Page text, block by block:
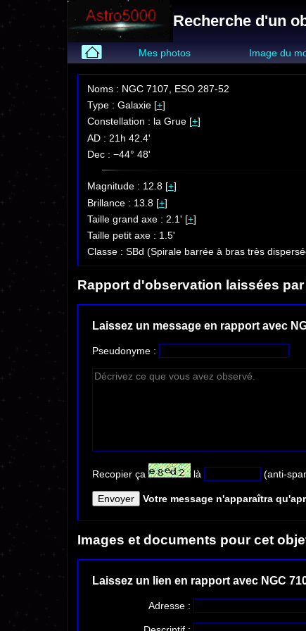
Recherche d'un
Mes photos Image du
Noms : NGC 7107, ESO 287-52
Type : Galaxie [+]
Constellation : la Grue [+]
AD : 21h 42.4'
Dec : −44° 48'
Magnitude : 12.8 [+]
Brillance : 13.8 [+]
Taille grand axe : 2.1' [+]
Taille petit axe : 1.5'
Classe : SBd (Spirale barrée à bras très
Rapport d'observation laissées
Laissez un message en rapport avec
Pseudonyme :
Recopier ça là (anti-
Votre message n'apparaîtra
Images et documents pour cet
Laissez un lien en rapport avec NGC
Adresse :